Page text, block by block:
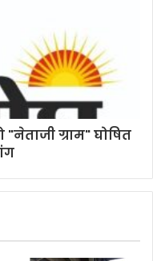
"नेताजी ग्राम" घोषित